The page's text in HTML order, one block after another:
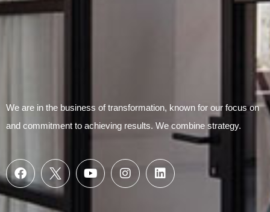
We are in the business of transformation, known for our focus on
and commitment to achieving results. We combine strategy.